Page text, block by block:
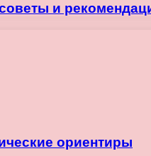
и
ориентиры